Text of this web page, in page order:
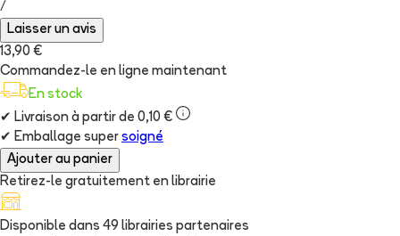
/
Laisser un avis
13,90 €
Commandez-le en ligne maintenant
En stock
✔ Livraison à partir de 0,10 €
✔ Emballage super soigné
Ajouter au panier
Retirez-le gratuitement en librairie
Disponible dans 49 librairies partenaires